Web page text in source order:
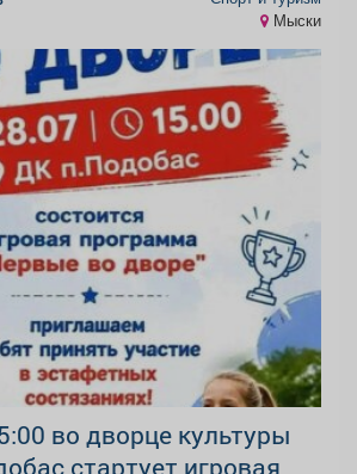
Мыски
во дворце культуры
стартует игровая